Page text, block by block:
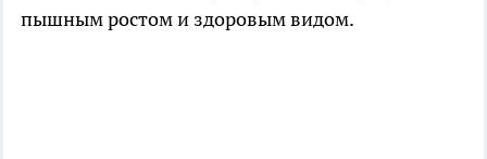
пышным ростом и здоровым видом.